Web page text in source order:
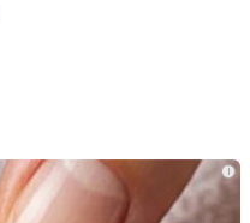
i